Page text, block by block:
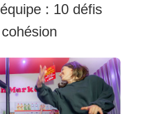
: 10 défis